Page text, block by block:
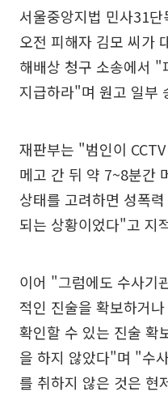
서울중앙지법 민사31
오전 피해자 김모 씨가
해배상 청구 소송에서
지급하라"며 원고 일부
재판부는 "범인이
메고 간 뒤 약 7~8분간
상태를 고려하면 성폭
되는 상황이었다"고 지
이어 "그럼에도 수사기
적인 진술을 확보하거
확인할 수 있는 진술 확
을 하지 않았다"며 "수
를 취하지 않은 것은 현